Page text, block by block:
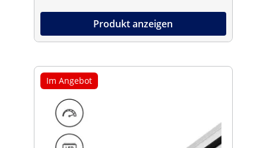
Produkt anzeigen
Im Angebot